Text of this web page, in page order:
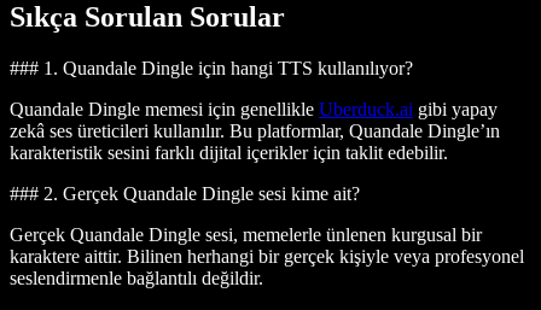
Sıkça Sorulan Sorular
### 1. Quandale Dingle için hangi TTS kullanılıyor?
Quandale Dingle memesi için genellikle Uberduck.ai gibi yapay
zekâ ses üreticileri kullanılır. Bu platformlar, Quandale Dingle’ın
karakteristik sesini farklı dijital içerikler için taklit edebilir.
### 2. Gerçek Quandale Dingle sesi kime ait?
Gerçek Quandale Dingle sesi, memelerle ünlenen kurgusal bir
karaktere aittir. Bilinen herhangi bir gerçek kişiyle veya profesyonel
seslendirmenle bağlantılı değildir.